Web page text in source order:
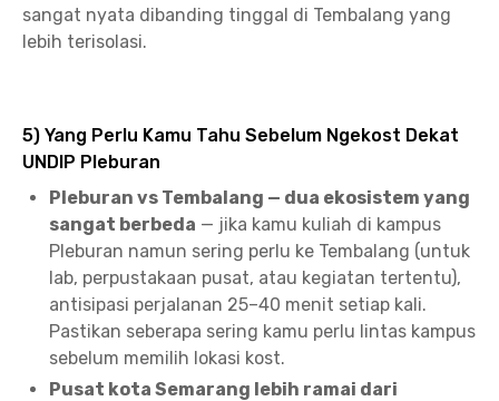
sangat nyata dibanding tinggal di Tembalang yang
lebih terisolasi.
5) Yang Perlu Kamu Tahu Sebelum Ngekost Dekat
UNDIP Pleburan
Pleburan vs Tembalang — dua ekosistem yang
sangat berbeda — jika kamu kuliah di kampus
Pleburan namun sering perlu ke Tembalang (untuk
lab, perpustakaan pusat, atau kegiatan tertentu),
antisipasi perjalanan 25–40 menit setiap kali.
Pastikan seberapa sering kamu perlu lintas kampus
sebelum memilih lokasi kost.
Pusat kota Semarang lebih ramai dari